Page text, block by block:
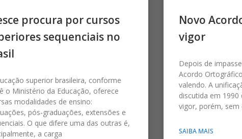
procura por cursos
sequenciais no
superior brasileira, conforme
o Ministério da Educação, oferece
modalidades de ensino:
pós-graduações, extensões e
O que difere uma das outras é,
a carga
Novo
vigor
Depois de
Acordo
valendo. A
discutida em 1990
vigor, porém, sem
SAIBA MAIS